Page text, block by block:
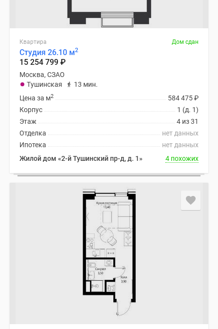
Квартира Дом сдан
Студия 26.10 м2
15 254 799 ₽
Москва, СЗАО
Тушинская
13 мин.
584 475₽
Цена за м2
1 (д. 1)
Корпус
4 из 31
Этаж
нет данных
Отделка
нет данных
Ипотека
Жилой дом «2-й Тушинский пр-д, д. 1»
4 похожих